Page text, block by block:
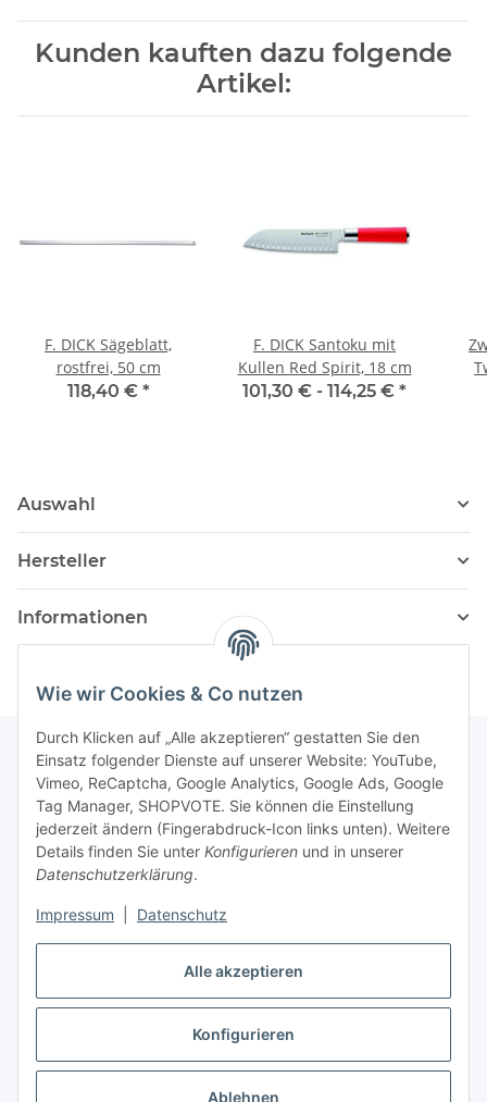
Alle akzeptieren
Konfigurieren
Ablehnen
Wie wir Cookies & Co nutzen
Durch Klicken auf „Alle akzeptieren“ gestatten Sie den
Einsatz folgender Dienste auf unserer Website: YouTube,
Vimeo, ReCaptcha, Google Analytics, Google Ads, Google
Tag Manager, SHOPVOTE. Sie können die Einstellung
jederzeit ändern (Fingerabdruck-Icon links unten). Weitere
Details finden Sie unter Konfigurieren und in unserer
Datenschutzerklärung.
Impressum Datenschutz
Kunden kauften dazu folgende
Artikel:
F. DICK Sägeblatt,
rostfrei, 50 cm
118,40 € *
F. DICK Santoku mit
Kullen Red Spirit, 18 cm
101,30 € - 114,25 € *
Auswahl
Hersteller
Informationen
Newsletter Abonnieren
Bitte senden Sie mir entsprechend Ihrer
Datenschutzerklärungregelmäßig und jederzeit widerruflich
Informationen zu Ihrem Produktsortiment per E-Mail zu.
Abonnieren
Newsletter Abonnieren
Vertrag widerrufen
* Alle Preise inkl. gesetzlicher USt., zzgl.